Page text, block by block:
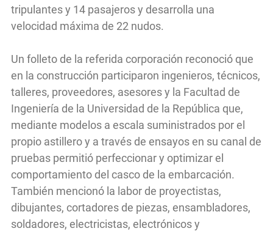
tripulantes y 14 pasajeros y desarrolla una
velocidad máxima de 22 nudos.
Un folleto de la referida corporación reconoció que
en la construcción participaron ingenieros, técnicos,
talleres, proveedores, asesores y la Facultad de
Ingeniería de la Universidad de la República que,
mediante modelos a escala suministrados por el
propio astillero y a través de ensayos en su canal de
pruebas permitió perfeccionar y optimizar el
comportamiento del casco de la embarcación.
También mencionó la labor de proyectistas,
dibujantes, cortadores de piezas, ensambladores,
soldadores, electricistas, electrónicos y